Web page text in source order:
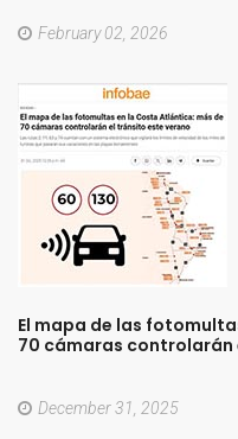
February 02, 2026
El mapa de las
70 cámaras controlarán
December 31, 2025